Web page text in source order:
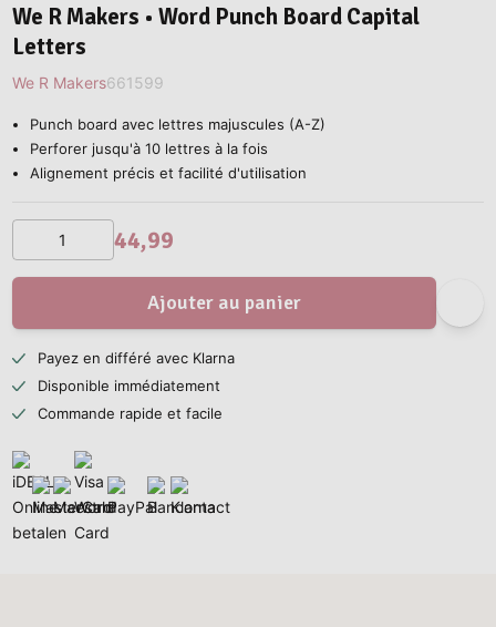
We R Makers • Word Punch Board Capital
Letters
We R Makers661599
Punch board avec lettres majuscules (A-Z)
Perforer jusqu'à 10 lettres à la fois
Alignement précis et facilité d'utilisation
44,99
Ajouter au panier
Payez en différé avec Klarna
Disponible immédiatement
Commande rapide et facile